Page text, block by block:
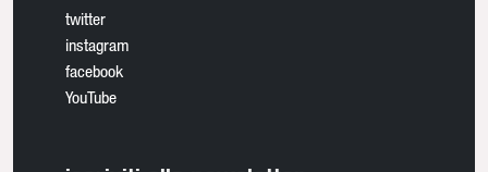
twitter
instagram
facebook
YouTube